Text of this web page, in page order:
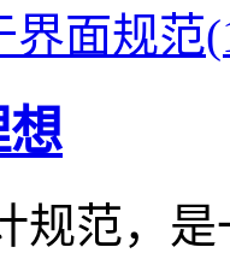
界面规范
规范，